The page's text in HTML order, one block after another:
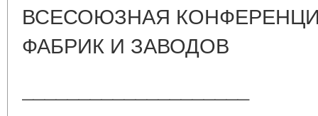
ВСЕСОЮЗНАЯ
ФАБРИК И ЗАВОДОВ